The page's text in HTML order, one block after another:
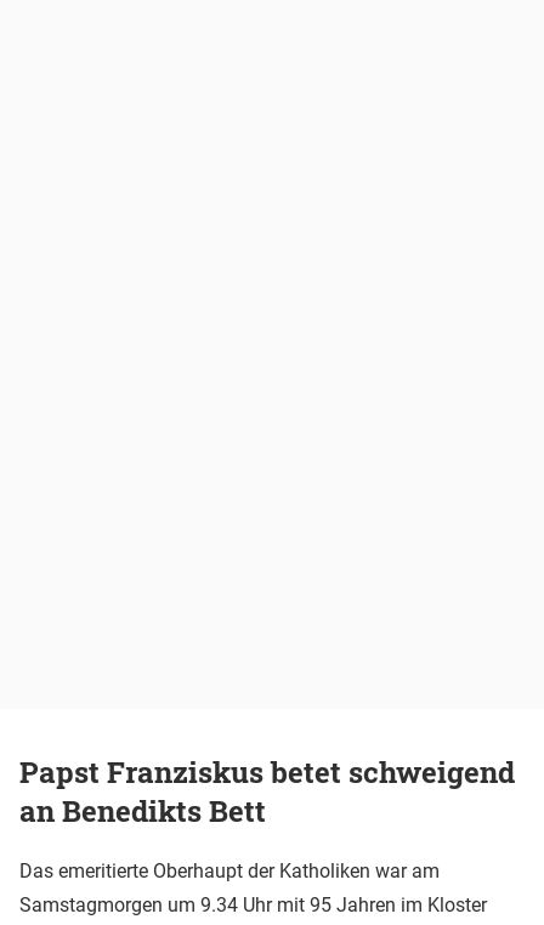
Papst Franziskus betet schweigend
an Benedikts Bett
Das emeritierte Oberhaupt der Katholiken war am
Samstagmorgen um 9.34 Uhr mit 95 Jahren im Kloster